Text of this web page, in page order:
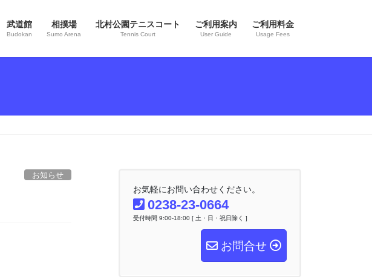
武道館
Budokan
相撲場
Sumo Arena
北村公園テニスコート
Tennis Court
ご利用案内
User Guide
ご利用料金
Usage Fees
お知らせ
お気軽にお問い合わせください。
0238-23-0664
受付時間 9:00-18:00 [ 土・日・祝日除く ]
お問合せ